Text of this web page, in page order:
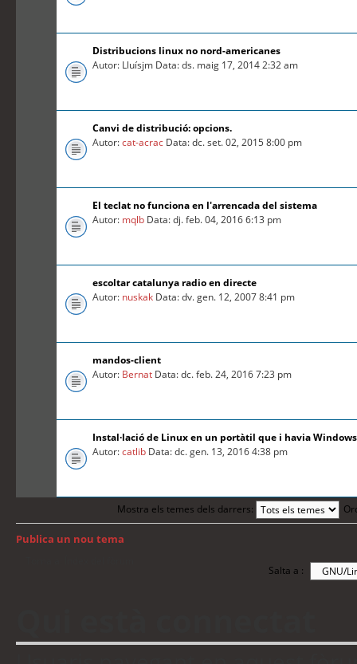
Distribucions linux no nord-americanes
Autor: Lluísjm Data: ds. maig 17, 2014 2:32 am
Canvi de distribució: opcions.
Autor:cat-acrac Data: dc. set. 02, 2015 8:00 pm
El teclat no funciona en l'arrencada del sistema
Autor: mqlb Data: dj. feb. 04, 2016 6:13 pm
escoltar catalunya radio en directe
Autor: nuskak Data: dv. gen. 12, 2007 8:41 pm
mandos-client
Autor: Bernat Data: dc. feb. 24, 2016 7:23 pm
Instal·lació de Linux en un portàtil que i havia
Autor:catlib Data: dc. gen. 13, 2016 4:38 pm
Mostra els temes dels darrers:
Publica un nou tema
Salta a :